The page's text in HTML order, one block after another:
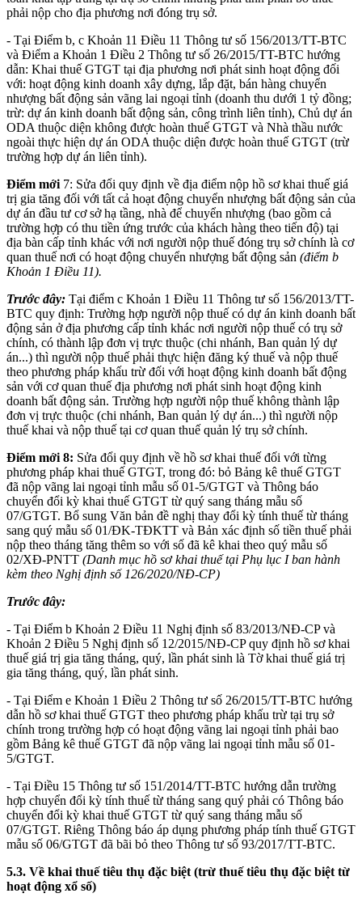
phải nộp cho địa phương nơi đóng trụ sở.
- Tại Điểm b, c Khoản 11 Điều 11 Thông tư số 156/2013/TT-BTC
và Điểm a Khoản 1 Điều 2 Thông tư số 26/2015/TT-BTC hướng
dẫn: Khai thuế GTGT tại địa phương nơi phát sinh hoạt động đối
với: hoạt động kinh doanh xây dựng, lắp đặt, bán hàng chuyển
nhượng bất động sản vãng lai ngoại tỉnh (doanh thu dưới 1 tỷ đồng;
trừ: dự án kinh doanh bất động sản, công trình liên tỉnh), Chủ dự án
ODA thuộc diện không được hoàn thuế GTGT và Nhà thầu nước
ngoài thực hiện dự án ODA thuộc diện được hoàn thuế GTGT (trừ
trường hợp dự án liên tỉnh).
Điểm mới 7: Sửa đổi quy định về địa điểm nộp hồ sơ khai thuế giá
trị gia tăng đối với tất cả hoạt động chuyển nhượng bất động sản của
dự án đầu tư cơ sở hạ tầng, nhà để chuyển nhượng (bao gồm cả
trường hợp có thu tiền ứng trước của khách hàng theo tiến độ) tại
địa bàn cấp tỉnh khác với nơi người nộp thuế đóng trụ sở chính là cơ
quan thuế nơi có hoạt động chuyển nhượng bất động sản (điểm b
Khoản 1 Điều 11).
Trước đây: Tại điểm c Khoản 1 Điều 11 Thông tư số 156/2013/TT-
BTC quy định: Trường hợp người nộp thuế có dự án kinh doanh bất
động sản ở địa phương cấp tỉnh khác nơi người nộp thuế có trụ sở
chính, có thành lập đơn vị trực thuộc (chi nhánh, Ban quản lý dự
án...) thì người nộp thuế phải thực hiện đăng ký thuế và nộp thuế
theo phương pháp khấu trừ đối với hoạt động kinh doanh bất động
sản với cơ quan thuế địa phương nơi phát sinh hoạt động kinh
doanh bất động sản. Trường hợp người nộp thuế không thành lập
đơn vị trực thuộc (chi nhánh, Ban quản lý dự án...) thì người nộp
thuế khai và nộp thuế tại cơ quan thuế quản lý trụ sở chính.
Điểm mới 8: Sửa đổi quy định về hồ sơ khai thuế đối với từng
phương pháp khai thuế GTGT, trong đó: bỏ Bảng kê thuế GTGT
đã nộp vãng lai ngoại tỉnh mẫu số 01-5/GTGT và Thông báo
chuyển đổi kỳ khai thuế GTGT từ quý sang tháng mẫu số
07/GTGT. Bổ sung Văn bản đề nghị thay đổi kỳ tính thuế từ tháng
sang quý mẫu số 01/ĐK-TĐKTT và Bản xác định số tiền thuế phải
nộp theo tháng tăng thêm so với số đã kê khai theo quý mẫu số
02/XĐ-PNTT (Danh mục hồ sơ khai thuế tại Phụ lục I ban hành
kèm theo Nghị định số 126/2020/NĐ-CP)
Trước đây:
- Tại Điểm b Khoản 2 Điều 11 Nghị định số 83/2013/NĐ-CP và
Khoản 2 Điều 5 Nghị định số 12/2015/NĐ-CP quy định hồ sơ khai
thuế giá trị gia tăng tháng, quý, lần phát sinh là Tờ khai thuế giá trị
gia tăng tháng, quý, lần phát sinh.
- Tại Điểm e Khoản 1 Điều 2 Thông tư số 26/2015/TT-BTC hướng
dẫn hồ sơ khai thuế GTGT theo phương pháp khấu trừ tại trụ sở
chính trong trường hợp có hoạt động vãng lai ngoại tỉnh phải bao
gồm Bảng kê thuế GTGT đã nộp vãng lai ngoại tỉnh mẫu số 01-
5/GTGT.
- Tại Điều 15 Thông tư số 151/2014/TT-BTC hướng dẫn trường
hợp chuyển đổi kỳ tính thuế từ tháng sang quý phải có Thông báo
chuyển đổi kỳ khai thuế GTGT từ quý sang tháng mẫu số
07/GTGT. Riêng Thông báo áp dụng phương pháp tính thuế GTGT
mẫu số 06/GTGT đã bãi bỏ theo Thông tư số 93/2017/TT-BTC.
5.3. Về khai thuế tiêu thụ đặc biệt (trừ thuế tiêu thụ đặc biệt từ
hoạt động xổ số)